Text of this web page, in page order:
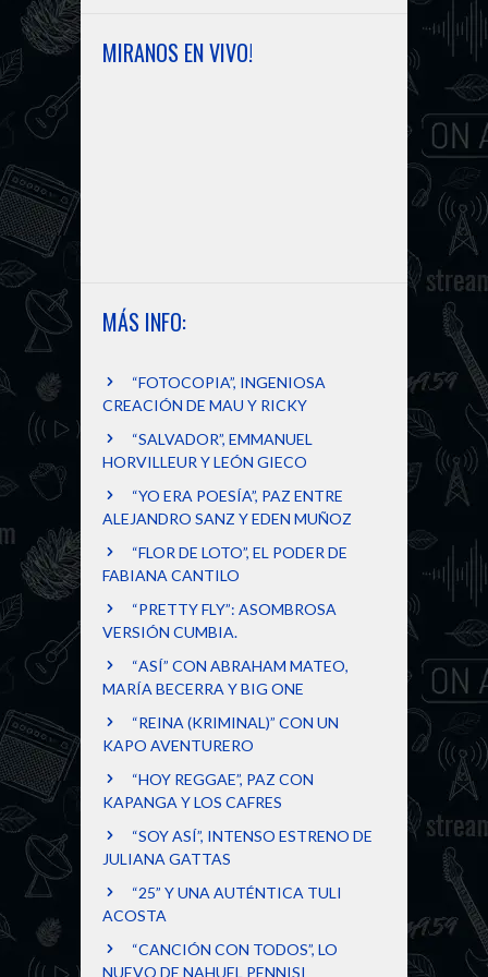
MIRANOS EN VIVO!
MÁS INFO:
“FOTOCOPIA”, INGENIOSA
CREACIÓN DE MAU Y RICKY
“SALVADOR”, EMMANUEL
HORVILLEUR Y LEÓN GIECO
“YO ERA POESÍA”, PAZ ENTRE
ALEJANDRO SANZ Y EDEN MUÑOZ
“FLOR DE LOTO”, EL PODER DE
FABIANA CANTILO
“PRETTY FLY”: ASOMBROSA
VERSIÓN CUMBIA.
“ASÍ” CON ABRAHAM MATEO,
MARÍA BECERRA Y BIG ONE
“REINA (KRIMINAL)” CON UN
KAPO AVENTURERO
“HOY REGGAE”, PAZ CON
KAPANGA Y LOS CAFRES
“SOY ASÍ”, INTENSO ESTRENO DE
JULIANA GATTAS
“25” Y UNA AUTÉNTICA TULI
ACOSTA
“CANCIÓN CON TODOS”, LO
NUEVO DE NAHUEL PENNISI